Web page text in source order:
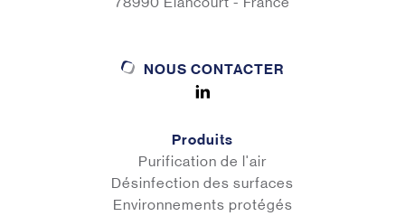
NOUS CONTACTER
Produits
Purification de l'air
Désinfection des surfaces
Environnements protégés